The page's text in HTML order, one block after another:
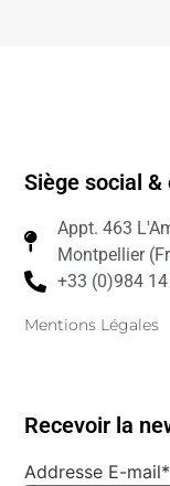
Siège social &
Appt. 463
Montpellier
+33 (0)984
Mentions Légales
Recevoir la
Addresse E-mail*